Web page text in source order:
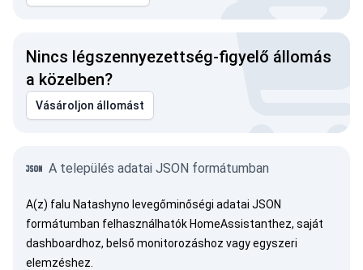
Nincs légszennyezettség-figyelő állomás
a közelben?
Vásároljon állomást
A település adatai JSON formátumban
A(z) falu Natashyno levegőminőségi adatai JSON
formátumban felhasználhatók HomeAssistanthez, saját
dashboardhoz, belső monitorozáshoz vagy egyszeri
elemzéshez.